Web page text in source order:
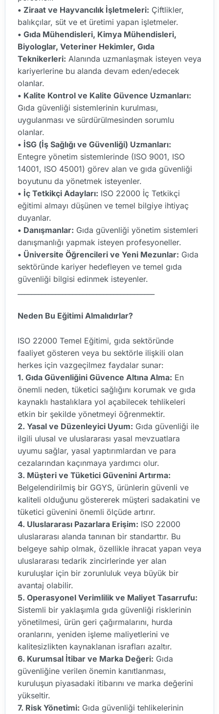
• Ziraat ve Hayvancılık İşletmeleri: Çiftlikler,
balıkçılar, süt ve et üretimi yapan işletmeler.
• Gıda Mühendisleri, Kimya Mühendisleri,
Biyologlar, Veteriner Hekimler, Gıda
Teknikerleri: Alanında uzmanlaşmak isteyen veya
kariyerlerine bu alanda devam eden/edecek
olanlar.
• Kalite Kontrol ve Kalite Güvence Uzmanları:
Gıda güvenliği sistemlerinin kurulması,
uygulanması ve sürdürülmesinden sorumlu
olanlar.
• İSG (İş Sağlığı ve Güvenliği) Uzmanları:
Entegre yönetim sistemlerinde (ISO 9001, ISO
14001, ISO 45001) görev alan ve gıda güvenliği
boyutunu da yönetmek isteyenler.
• İç Tetkikçi Adayları: ISO 22000 İç Tetkikçi
eğitimi almayı düşünen ve temel bilgiye ihtiyaç
duyanlar.
• Danışmanlar: Gıda güvenliği yönetim sistemleri
danışmanlığı yapmak isteyen profesyoneller.
• Üniversite Öğrencileri ve Yeni Mezunlar: Gıda
sektöründe kariyer hedefleyen ve temel gıda
güvenliği bilgisi edinmek isteyenler.
Neden Bu Eğitimi Almalıdırlar?
ISO 22000 Temel Eğitimi, gıda sektöründe
faaliyet gösteren veya bu sektörle ilişkili olan
herkes için vazgeçilmez faydalar sunar:
1. Gıda Güvenliğini Güvence Altına Alma: En
önemli neden, tüketici sağlığını korumak ve gıda
kaynaklı hastalıklara yol açabilecek tehlikeleri
etkin bir şekilde yönetmeyi öğrenmektir.
2. Yasal ve Düzenleyici Uyum: Gıda güvenliği ile
ilgili ulusal ve uluslararası yasal mevzuatlara
uyumu sağlar, yasal yaptırımlardan ve para
cezalarından kaçınmaya yardımcı olur.
3. Müşteri ve Tüketici Güvenini Artırma:
Belgelendirilmiş bir GGYS, ürünlerin güvenli ve
kaliteli olduğunu göstererek müşteri sadakatini ve
tüketici güvenini önemli ölçüde artırır.
4. Uluslararası Pazarlara Erişim: ISO 22000
uluslararası alanda tanınan bir standarttır. Bu
belgeye sahip olmak, özellikle ihracat yapan veya
uluslararası tedarik zincirlerinde yer alan
kuruluşlar için bir zorunluluk veya büyük bir
avantaj olabilir.
5. Operasyonel Verimlilik ve Maliyet Tasarrufu:
Sistemli bir yaklaşımla gıda güvenliği risklerinin
yönetilmesi, ürün geri çağırmalarını, hurda
oranlarını, yeniden işleme maliyetlerini ve
kalitesizlikten kaynaklanan israfları azaltır.
6. Kurumsal İtibar ve Marka Değeri: Gıda
güvenliğine verilen önemin kanıtlanması,
kuruluşun piyasadaki itibarını ve marka değerini
yükseltir.
7. Risk Yönetimi: Gıda güvenliği tehlikelerinin